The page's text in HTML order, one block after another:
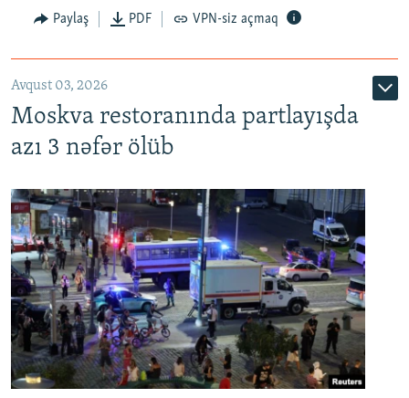
Paylaş PDF VPN-siz açmaq
Avqust 03, 2026
Moskva restoranında partlayışda
azı 3 nəfər ölüb